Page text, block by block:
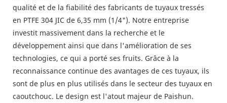
qualité et de la fiabilité des fabricants de tuyaux tressés
en PTFE 304 JIC de 6,35 mm (1/4"). Notre entreprise
investit massivement dans la recherche et le
développement ainsi que dans l'amélioration de ses
technologies, ce qui a porté ses fruits. Grâce à la
reconnaissance continue des avantages de ces tuyaux, ils
sont de plus en plus utilisés dans le secteur des tuyaux en
caoutchouc. Le design est l'atout majeur de Paishun.